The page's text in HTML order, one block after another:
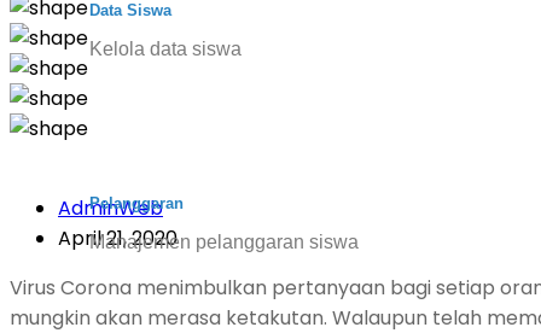
Data Siswa
Kelola data siswa
Pelanggaran
Manajemen pelanggaran siswa
AdminWeb
April 21, 2020
Virus Corona menimbulkan pertanyaan bagi setiap
mungkin akan merasa ketakutan. Walaupun telah